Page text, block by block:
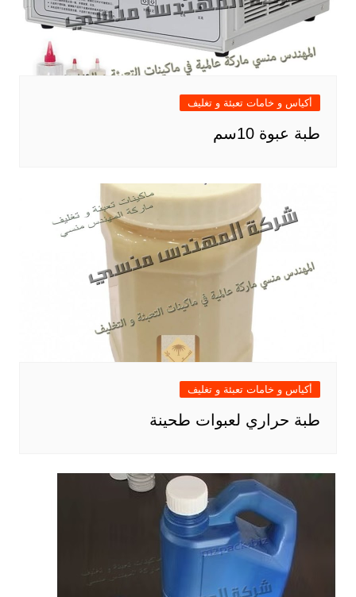
أكياس و خامات تعبئة و تغليف
طبة عبوة 10سم
أكياس و خامات تعبئة و تغليف
طبة حراري لعبوات طحينة